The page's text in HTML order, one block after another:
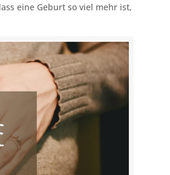
eine Geburt so viel mehr ist,